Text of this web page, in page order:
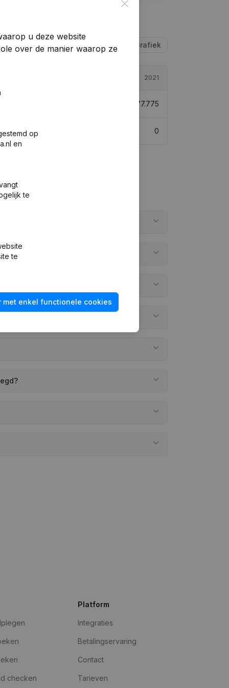
Grafiek
2021
977.775
0 0
Close
u deze website
over de manier waarop ze
op
en
te
te
met enkel functionele cookies
checken
Platform
Integraties
Betalingservaring
Contact
Tarieven